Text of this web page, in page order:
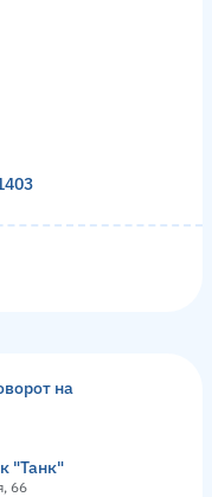
на
"Танк"
66